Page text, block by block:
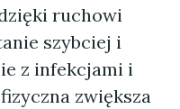
ruchowi
szybciej i
z infekcjami i
zwiększa